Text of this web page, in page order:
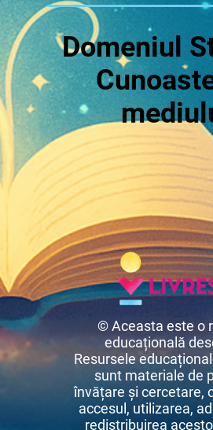
Domeniul
© Aceasta este o
educațională
Resursele
sunt materiale de
învățare și cercetare,
accesul, utilizarea,
redistribuirea